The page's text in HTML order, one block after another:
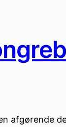
afgørende